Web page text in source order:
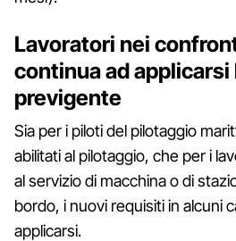
Lavoratori nei
continua ad
previgente
Sia per i piloti del pilotaggio
abilitati al pilotaggio, che per i
al servizio di macchina o di
bordo, i nuovi requisiti in alcuni
applicarsi.